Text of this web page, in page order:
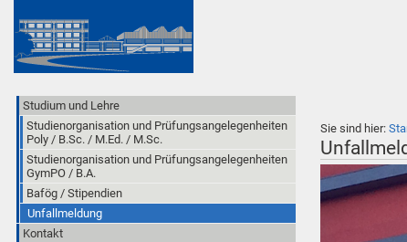
Sie sind hier:
Studium und Lehre
Studienorganisation und Prüfungsangelegenheiten
Poly / B.Sc. / M.Ed. / M.Sc.
Studienorganisation und Prüfungsangelegenheiten
GymPO / B.A.
Bafög / Stipendien
Unfallmeldung
Kontakt